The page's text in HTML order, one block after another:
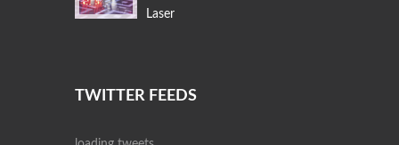
Laser
TWITTER FEEDS